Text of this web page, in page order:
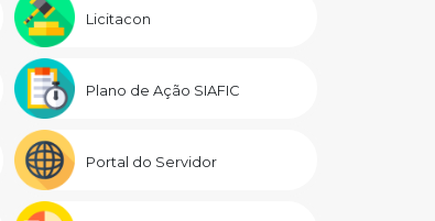
Licitacon
Plano de Ação SIAFIC
Portal do Servidor